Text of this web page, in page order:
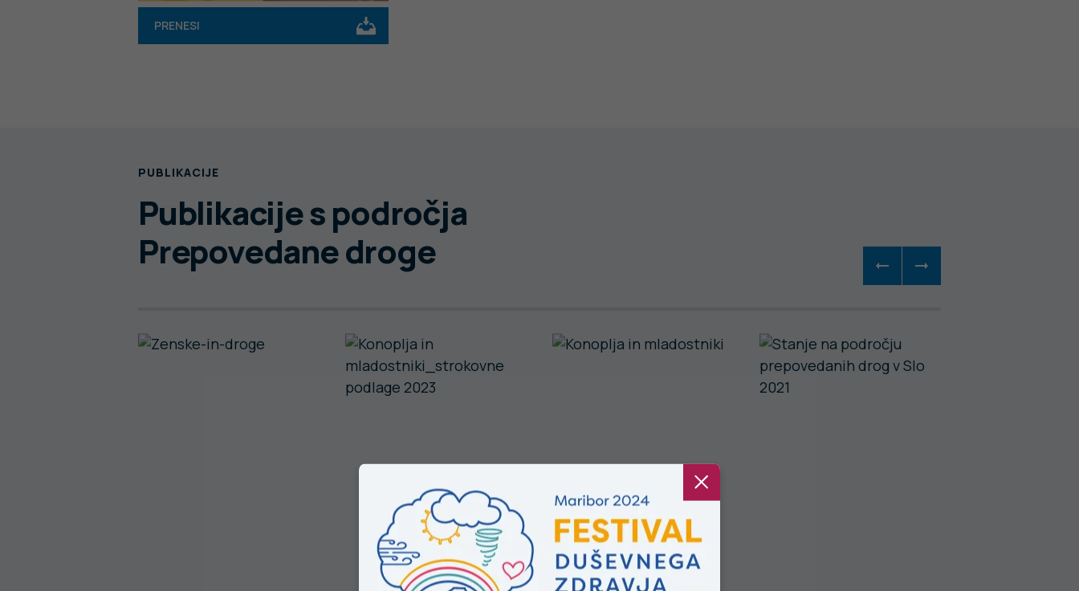
PRENESI
PUBLIKACIJE
Publikacije s področja
Prepovedane droge